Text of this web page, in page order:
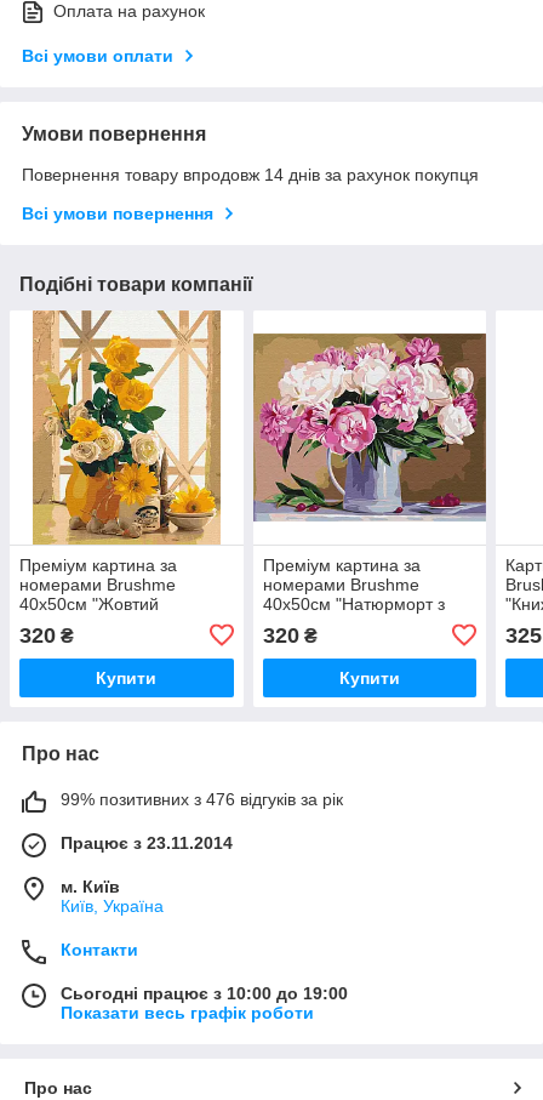
Оплата на рахунок
Всі умови оплати
Умови повернення
Повернення товару впродовж 14 днів за рахунок покупця
Всі умови повернення
Подібні товари компанії
Преміум картина за
номерами Brushme
40x50см "Жовтий
320 ₴
Купити
Преміум картина за
номерами Brushme
40x50см "Натюрморт з
320₴
Купити
325
Про нас
99% позитивних з 476 відгуків за рік
Працює з 23.11.2014
м. Київ
Київ, Україна
Контакти
Сьогодні працює з 10:00 до 19:00
Показати весь графік роботи
Про нас